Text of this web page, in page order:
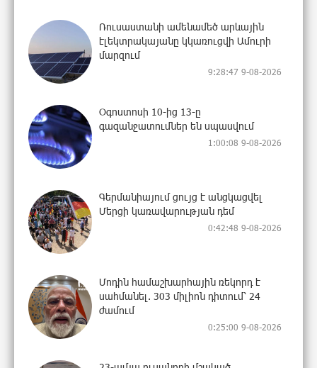
Ռուսաստանի ամենամեծ արևային
էլեկտրակայանը կկառուցվի Ամուրի
մարզում
9:28:47 9-08-2026
Օգոստոսի 10-ից 13-ը
գազանջատումներ են սպասվում
1:00:08 9-08-2026
Գերմանիայում ցույց է անցկացվել
Մերցի կառավարության դեմ
0:42:48 9-08-2026
Մոդին համաշխարհային ռեկորդ է
սահմանել. 303 միլիոն դիտում՝ 24
ժամում
0:25:00 9-08-2026